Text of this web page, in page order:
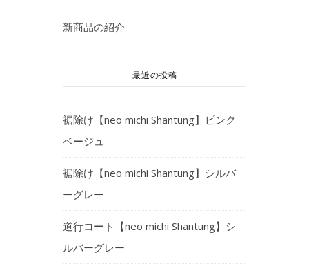
新商品の紹介
最近の投稿
裾除け【neo michi Shantung】ピンク
ベージュ
裾除け【neo michi Shantung】シルバ
ーグレー
道行コート【neo michi Shantung】シ
ルバーグレー